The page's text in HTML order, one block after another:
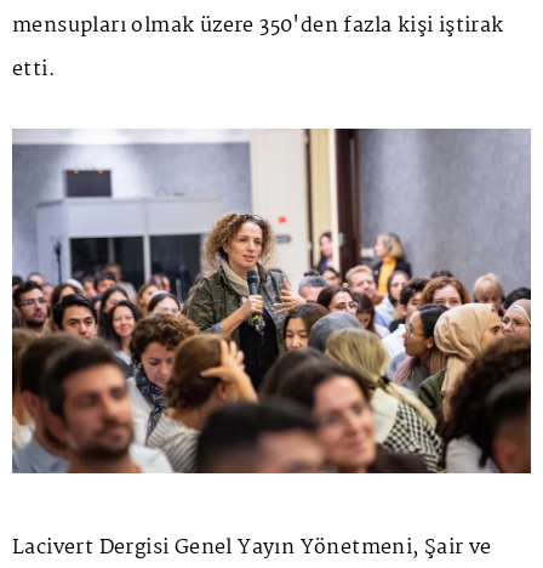
mensupları olmak üzere 350'den fazla kişi iştirak
etti.
Lacivert Dergisi Genel Yayın Yönetmeni, Şair ve